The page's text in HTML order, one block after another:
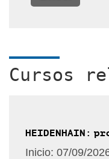
Cursos
HEIDENHAIN:
Inicio: 07/09/